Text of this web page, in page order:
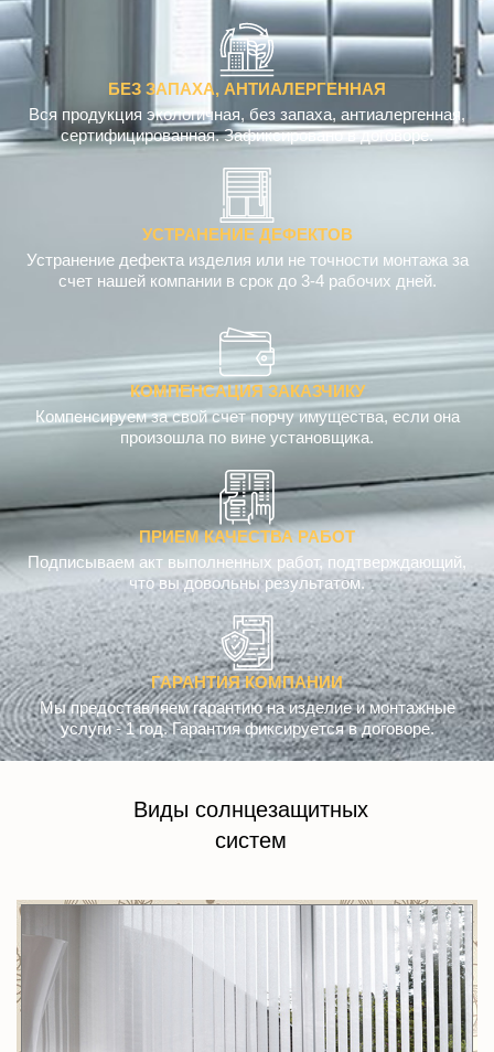
БЕЗ ЗАПАХА, АНТИАЛЕРГЕННАЯ
Вся продукция экологичная, без запаха, антиалергенная,
сертифицированная. Зафиксировано в договоре.
УСТРАНЕНИЕ ДЕФЕКТОВ
Устранение дефекта изделия или не точности монтажа за
счет нашей компании в срок до 3-4 рабочих дней.
КОМПЕНСАЦИЯ ЗАКАЗЧИКУ
Компенсируем за свой счет порчу имущества, если она
произошла по вине установщика.
ПРИЕМ КАЧЕСТВА РАБОТ
Подписываем акт выполненных работ, подтверждающий,
что вы довольны результатом.
ГАРАНТИЯ КОМПАНИИ
Мы предоставляем гарантию на изделие и монтажные
услуги - 1 год. Гарантия фиксируется в договоре.
Виды солнцезащитных
систем